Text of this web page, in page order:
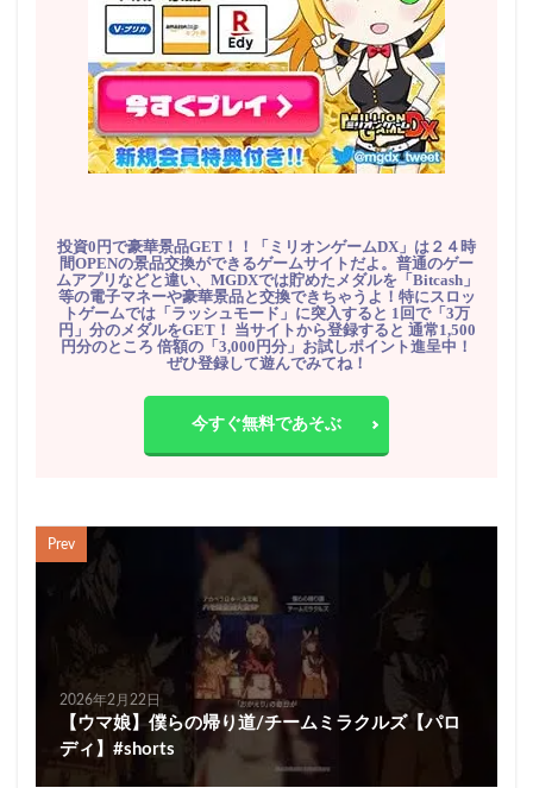
投資0円で豪華景品GET！！「ミリオンゲームDX」は２４時
間OPENの景品交換ができるゲームサイトだよ。普通のゲー
ムアプリなどと違い、MGDXでは貯めたメダルを「Bitcash」
等の電子マネーや豪華景品と交換できちゃうよ！特にスロッ
トゲームでは「ラッシュモード」に突入すると 1回で「3万
円」分のメダルをGET！ 当サイトから登録すると 通常1,500
円分のところ 倍額の「3,000円分」お試しポイント進呈中！
ぜひ登録して遊んでみてね！
今すぐ無料であそぶ
Prev
2026年2月22日
【ウマ娘】僕らの帰り道/チームミラクルズ【パロ
ディ】#shorts